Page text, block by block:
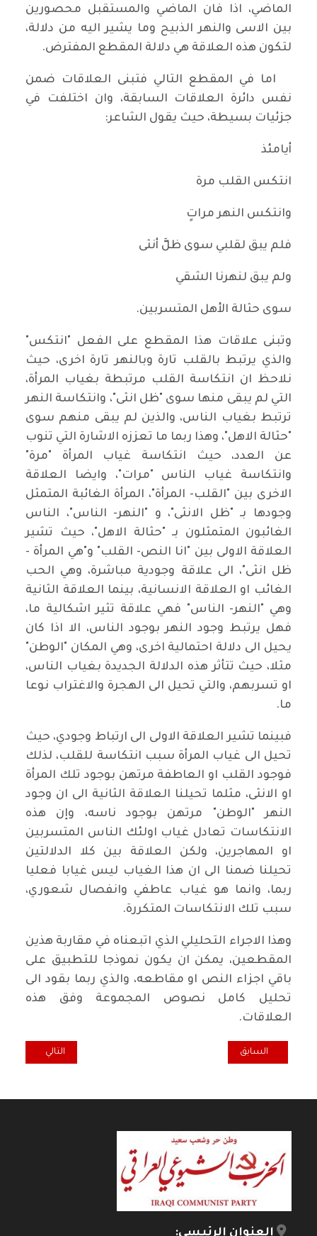
الماضي، اذا فان الماضي والمستقبل محصورين
بين الاسى والنهر الذبيح وما يشير اليه من دلالة،
لتكون هذه العلاقة هي دلالة المقطع المفترض.
اما في المقطع التالي فتبنى العلاقات ضمن
نفس دائرة العلاقات السابقة، وان اختلفت في
جزئيات بسيطة، حيث يقول الشاعر:
أيامئذ
انتكس القلب مرة
وانتكس النهر مراتٍ
فلم يبق لقلبي سوى ظلَّ أنثى
ولم يبق لنهرنا الشقي
سوى حثالة الأهل المتسربين.
وتبنى علاقات هذا المقطع على الفعل "انتكس"
والذي يرتبط بالقلب تارة وبالنهر تارة اخرى، حيث
نلاحظ ان انتكاسة القلب مرتبطة بغياب المرأة،
التي لم يبقى منها سوى "ظل انثى"، وانتكاسة النهر
ترتبط بغياب الناس، والذين لم يبقى منهم سوى
"حثالة الاهل"، وهذا ربما ما تعززه الاشارة التي تنوب
عن العدد، حيث انتكاسة غياب المرأة "مرة"
وانتكاسة غياب الناس "مرات"، وايضا العلاقة
الاخرى بين "القلب- المرأة"، المرأة الغائبة المتمثل
وجودها بـ "ظل الانثى"، و "النهر- الناس"، الناس
الغائبون المتمثلون بـ "حثالة الاهل"، حيث تشير
العلاقة الاولى بين "انا النص- القلب" و"هي المرأة -
ظل انثى"، الى علاقة وجودية مباشرة، وهي الحب
الغائب او العلاقة الانسانية، بينما العلاقة الثانية
وهي "النهر- الناس" فهي علاقة تثير اشكالية ما،
فهل يرتبط وجود النهر بوجود الناس، الا اذا كان
يحيل الى دلالة احتمالية اخرى، وهي المكان "الوطن"
مثلا، حيث تتأثر هذه الدلالة الجديدة بغياب الناس،
او تسربهم، والتي تحيل الى الهجرة والاغتراب نوعا
ما.
فبينما تشير العلاقة الاولى الى ارتباط وجودي، حيث
تحيل الى غياب المرأة سبب انتكاسة للقلب، لذلك
فوجود القلب او العاطفة مرتهن بوجود تلك المرأة
او الانثى، مثلما تحيلنا العلاقة الثانية الى ان وجود
النهر "الوطن" مرتهن بوجود ناسه، وإن هذه
الانتكاسات تعادل غياب اولئك الناس المتسربين
او المهاجرين، ولكن العلاقة بين كلا الدلالتين
تحيلنا ضمنا الى ان هذا الغياب ليس غيابا فعليا
ربما، وانما هو غياب عاطفي وانفصال شعوري،
سبب تلك الانتكاسات المتكررة.
وهذا الاجراء التحليلي الذي اتبعناه في مقاربة هذين
المقطعين، يمكن ان يكون نموذجا للتطبيق على
باقي اجزاء النص او مقاطعه، والذي ربما بقود الى
تحليل كامل نصوص المجموعة وفق هذه
العلاقات.
المقال السابق: مقهى الثقافة... صوت الموسيقى
السابق المقال التالي:
التالي
العنوان الرئيسي: